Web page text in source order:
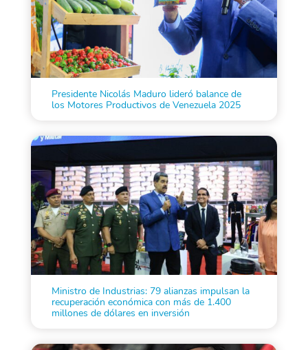
Presidente Nicolás Maduro lideró balance de
los Motores Productivos de Venezuela 2025
Ministro de Industrias: 79 alianzas impulsan la
recuperación económica con más de 1.400
millones de dólares en inversión